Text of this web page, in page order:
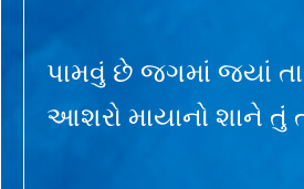
પામવું છે જગમાં જ્યાં
આશરો માયાનો શાને તું